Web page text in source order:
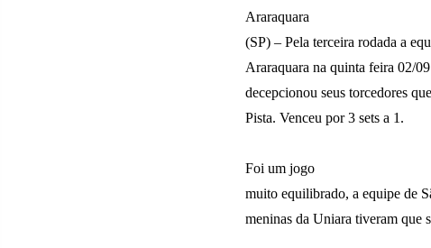
Araraquara
(SP) – Pela terceira rodada a
Araraquara na quinta feira 02/
decepcionou seus torcedores
Pista. Venceu por 3 sets a 1.
Foi um jogo
muito equilibrado, a equipe de
meninas da Uniara tiveram que